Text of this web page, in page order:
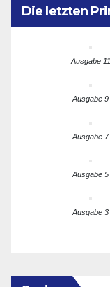
Die letzten
Ausgabe 11
Ausgabe 9
Ausgabe 7
Ausgabe 5
Ausgabe 3